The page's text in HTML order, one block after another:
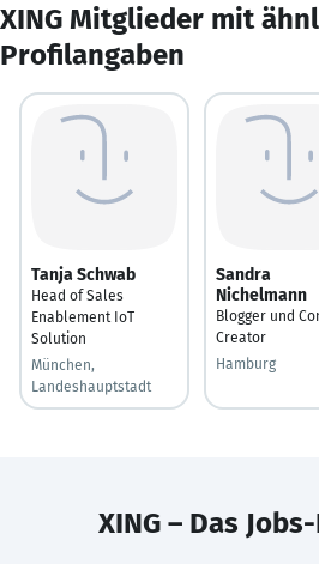
XING Mitglieder mit
Profilangaben
Tanja Schwab
Head of Sales
Enablement IoT
Solution
München,
Landeshauptstadt
Sandra
Nichelmann
Blogger und
Creator
Hamburg
XING – Das